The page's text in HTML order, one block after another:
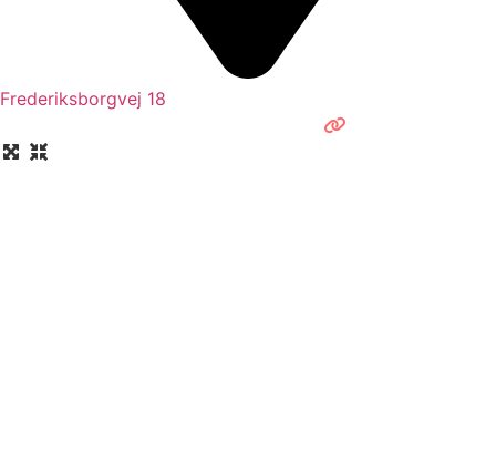
Frederiksborgvej 18